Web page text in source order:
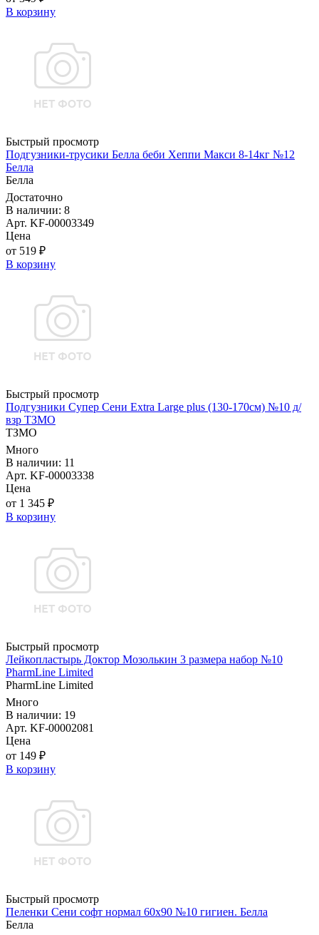
В корзину
Быстрый просмотр
Подгузники-трусики Белла беби Хеппи Макси 8-14кг №12
Белла
Белла
Достаточно
В наличии: 8
Арт. KF-00003349
Цена
от 519 ₽
В корзину
Быстрый просмотр
Подгузники Супер Сени Extra Large plus (130-170см) №10 д/
взр ТЗМО
ТЗМО
Много
В наличии: 11
Арт. KF-00003338
Цена
от 1 345 ₽
В корзину
Быстрый просмотр
Лейкопластырь Доктор Мозолькин 3 размера набор №10
PharmLine Limited
PharmLine Limited
Много
В наличии: 19
Арт. KF-00002081
Цена
от 149 ₽
В корзину
Быстрый просмотр
Пеленки Сени софт нормал 60х90 №10 гигиен. Белла
Белла